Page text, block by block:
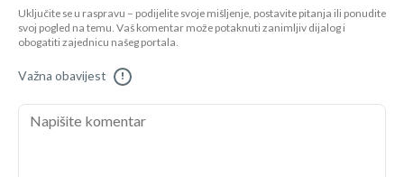
Uključite se u raspravu – podijelite svoje mišljenje, postavite pitanja ili ponudite
svoj pogled na temu. Vaš komentar može potaknuti zanimljiv dijalog i
obogatiti zajednicu našeg portala.
Važna obavijest !